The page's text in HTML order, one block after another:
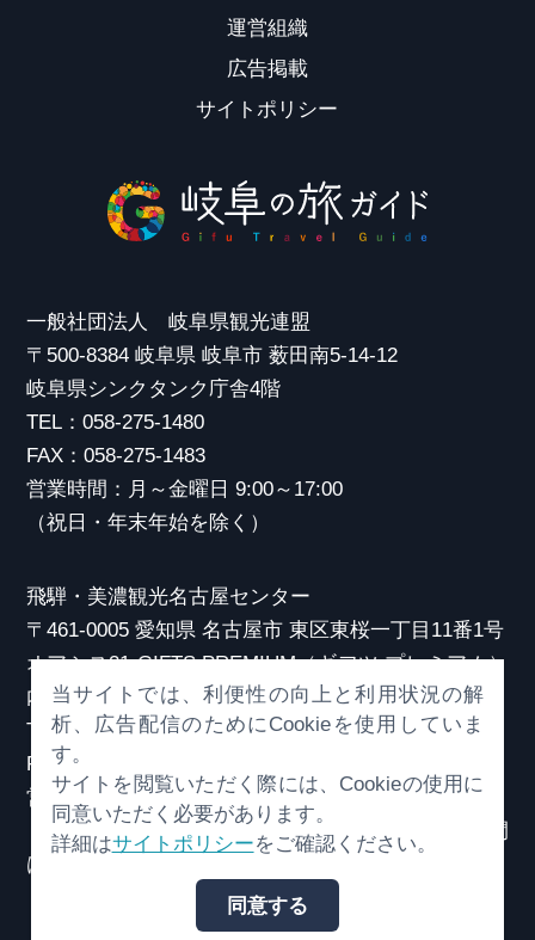
運営組織
広告掲載
サイトポリシー
一般社団法人 岐阜県観光連盟
〒500-8384 岐阜県 岐阜市 薮田南5-14-12
岐阜県シンクタンク庁舎4階
TEL：058-275-1480
FAX：058-275-1483
営業時間：月～金曜日 9:00～17:00
（祝日・年末年始を除く）
飛騨・美濃観光名古屋センター
〒461-0005 愛知県 名古屋市 東区東桜一丁目11番1号
オアシス21 GIFTS PREMIUM（ギフツ プレミアム）
内
TEL：052-253-6185
FAX：052-253-6186
営業時間：10:00～21:00
（原則、元日を除き年中無休）※観光相談対応時間
は18:30まで
© （一社）岐阜県観光連盟 All Rights Reserved.
当サイトでは、利便性の向上と利用状況の解
析、広告配信のためにCookieを使用していま
す。
サイトを閲覧いただく際には、Cookieの使用に
同意いただく必要があります。
詳細はサイトポリシーをご確認ください。
同意する